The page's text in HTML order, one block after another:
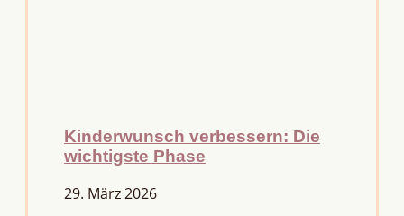
Kinderwunsch verbessern: Die
wichtigste Phase
29. März 2026